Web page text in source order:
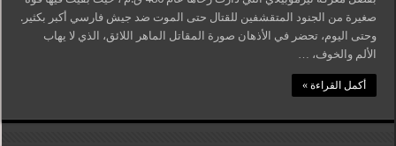
صغيرة من الجنود المتقشفين للقتال حتى الموت ضد جيش فارسي أكبر بكثير.
وحتى اليوم، تحضر في الأذهان صورة المقاتل الماهر اللائق، الذي لا يهاب
الألم والخوف، …
أكمل القراءة »